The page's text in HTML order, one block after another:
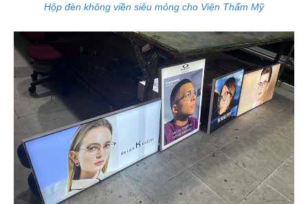
Hộp đèn không viền siêu mỏng cho Viện Thẩm Mỹ